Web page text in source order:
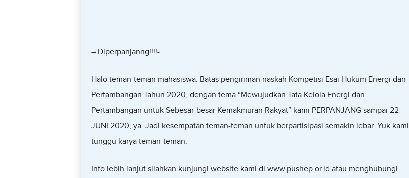
– Diperpanjanng!!!!-
Halo teman-teman mahasiswa. Batas pengiriman naskah Kompetisi Esai Hukum Energi dan
Pertambangan Tahun 2020, dengan tema “Mewujudkan Tata Kelola Energi dan
Pertambangan untuk Sebesar-besar Kemakmuran Rakyat” kami PERPANJANG sampai 22
JUNI 2020, ya. Jadi kesempatan teman-teman untuk berpartisipasi semakin lebar. Yuk kami
tunggu karya teman-teman.
Info lebih lanjut silahkan kunjungi website kami di www.pushep.or.id atau menghubungi